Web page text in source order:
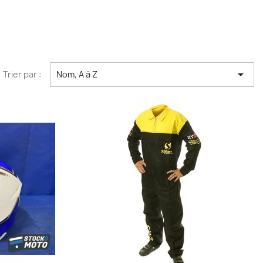
Trier par : Nom, A à Z 